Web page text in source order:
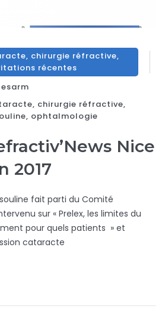
, chirurgie réfractive,
récentes
, chirurgie réfractive,
, ophtalmologie
Nice
2017
fait parti du Comité
sur « Prelex, les limites du
pour quels patients » et
cataracte